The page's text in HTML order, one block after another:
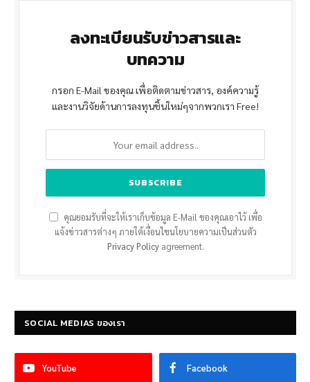
ลงทะเบียนรับข่าวสารและ
บทความ
กรอก E-Mail ของคุณ เพื่อติดตามข่าวสาร, องค์ความรู้
และงานวิจัยด้านการลงทุนชิ้นใหม่ๆจากพวกเรา Free!
คุณยอมรับที่จะให้เราเก็บข้อมูล E-Mail ของคุณเอาไว้ เพื่อ
แจ้งข่าวสารต่างๆ ภายใต้เงื่อนไขนโยบายความเป็นส่วนตัว
Privacy Policyagreement.
SOCIAL MEDIAS ของเรา
YouTube Facebook